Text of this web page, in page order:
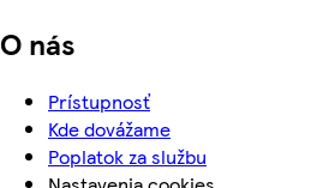
O nás
Prístupnosť
Kde dovážame
Poplatok za službu